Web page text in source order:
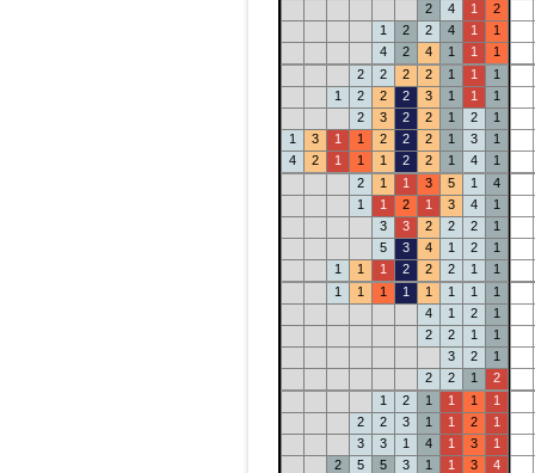
2
4 1
2
1
2 2 4 1
1
4
2 4 1 1
1
2
2 2 2 1 1
1
1
2 2 2 3 1 1
1
2
3 2 2 1 2
1
1
3 1 1 2 2 2 1 3
1
4
2 1 1 1 2 2 1 4
1
2
1 1 3 5 1
4
1
1 2 1 3 4
1
3
3 2 2 2
1
5
3 4 1 2
1
1
1 1 2 2 2 1
1
1
1 1 1 1 1 1
1
4
1 2
1
2
2 1
1
3
2
1
2
2 1
2
1
2 1 1 1
1
2
2 3 1 1 2
1
3
3 1 4 1 3
1
2
5 5 3 1 1 3
4